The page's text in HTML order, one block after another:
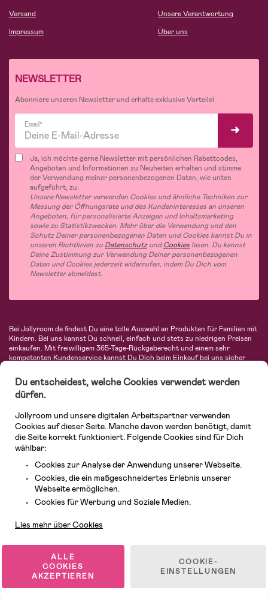
Versand
Impressum
Unsere Verantwortung
Über uns
NEWSLETTER
Abonniere unseren Newsletter und erhalte exklusive Vorteile!
Email*
Ja, ich möchte gerne Newsletter mit persönlichen Rabattcodes,
Angeboten und Informationen zu Neuheiten erhalten und stimme
der Verwendung meiner personenbezogenen Daten, wie unten
aufgeführt, zu.
Unsere Newsletter verwenden Cookies und ähnliche Techniken zur
Messung der Öffnungsrate und des Kundeninteresses an unseren
Angeboten, für personalisierte Anzeigen und Inhaltsmarketing
sowie zu Statistikzwecken. Mehr über die Verwendung und den
Schutz Deiner personenbezogenen Daten und Cookies kannst Du in
unseren Richtlinien zu DatenschutzundCookies lesen. Du kannst
Deine Zustimmung zur Verwendung Deiner personenbezogenen
Daten und Cookies jederzeit widerrufen, indem Du Dich vom
Newsletter abmeldest.
Bei Jollyroom.de findest Du eine tolle Auswahl an Produkten für Familien mit
Kindern. Bei uns kannst Du schnell, einfach und stets zu niedrigen Preisen
einkaufen. Mit freiwilligem 365-Tage-Rückgaberecht und einem sehr
kompetenten Kundenservice kannst Du Dich beim Einkauf bei uns sicher
Autositze, Kinder- und Babymode, Produkte für Mütter und eine Menge
fantastischer Einrichtungsgegenstände, Spielsachen, Babyprodukte und
vieles mehr. Wir haben Produkte von bekannten Herstellern wie Britax, Maxi-
Avent, Jack Wolfskin, Cybex, LEGO und vielen mehr. Schau Dich um in
unserer vielfältigen Online-Boutique für Kinder & Babys. Willkommen!
© 2026 Jollyroom GmbH. Alle Rechte vorbehalten.
Du entscheidest, welche Cookies verwendet werden
dürfen.
Jollyroom und unsere digitalen Arbeitspartner verwenden
Cookies auf dieser Seite. Manche davon werden benötigt, damit
die Seite korrekt funktioniert. Folgende Cookies sind für Dich
wählbar:
Cookies zur Analyse der Anwendung unserer Webseite.
Cookies, die ein maßgeschneidertes Erlebnis unserer
Webseite ermöglichen.
Cookies für Werbung und Soziale Medien.
Lies mehr über Cookies
ALLE
COOKIES
AKZEPTIEREN
COOKIE-
EINSTELLUNGEN